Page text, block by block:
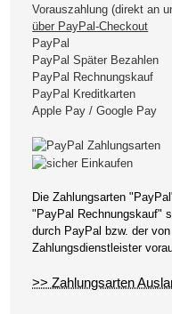
Vorauszahlung (direkt an
über PayPal-Checkout
PayPal
PayPal Später Bezahlen
PayPal Rechnungskauf
PayPal Kreditkarten
Apple Pay / Google Pay
Die Zahlungsarten
"PayPal Rechnungskauf"
durch PayPal bzw. der
Zahlungsdienstleister
>> Zahlungsarten